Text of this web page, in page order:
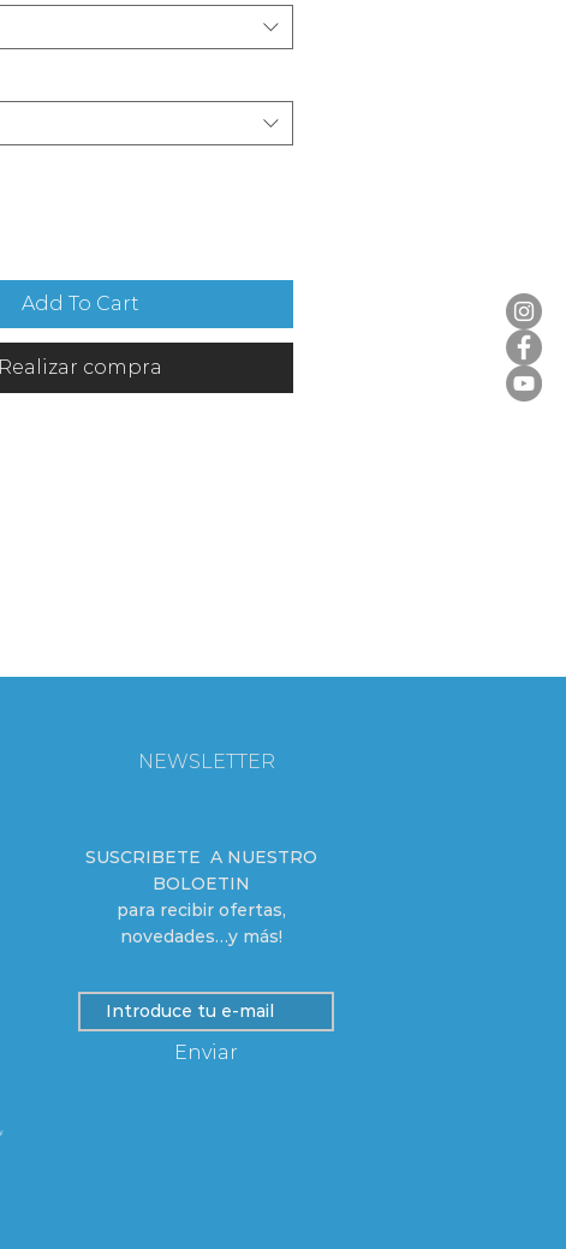
Add To Cart
Realizar compra
NEWSLETTER
SUSCRIBETE A NUESTRO
BOLOETIN
para recibir ofertas,
novedades…y más!
Enviar